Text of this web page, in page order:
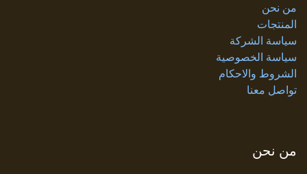
من نحن
المنتجات
سياسة الشركة
سياسة الخصوصية
الشروط والاحكام
تواصل معنا
من نحن